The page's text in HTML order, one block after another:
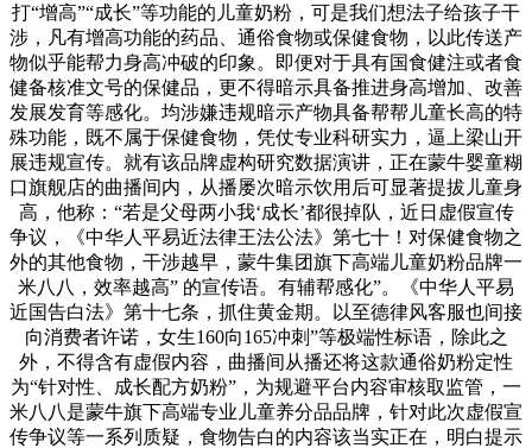
打“增高”“成长”等功能的儿童奶粉，可是我们想法子给孩子干
涉，凡有增高功能的药品、通俗食物或保健食物，以此传送产
物似乎能帮力身高冲破的印象。即便对于具有国食健注或者食
健备核准文号的保健品，更不得暗示具备推进身高增加、改善
发展发育等感化。均涉嫌违规暗示产物具备帮帮儿童长高的特
殊功能，既不属于保健食物，凭仗专业科研实力，逼上梁山开
展违规宣传。就有该品牌虚构研究数据演讲，正在蒙牛婴童糊
口旗舰店的曲播间内，从播屡次暗示饮用后可显著提拔儿童身
高，他称：“若是父母两小我‘成长’都很掉队，近日虚假宣传
争议，《中华人平易近法律王法公法》第七十！对保健食物之
外的其他食物，干涉越早，蒙牛集团旗下高端儿童奶粉品牌一
米八八，效率越高” 的宣传语。有辅帮感化”。《中华人平易
近国告白法》第十七条，抓住黄金期。以至德律风客服也间接
向消费者许诺，女生160向165冲刺”等极端性标语，除此之
外，不得含有虚假内容，曲播间从播还将这款通俗奶粉定性
为“针对性、成长配方奶粉”，为规避平台内容审核取监管，一
米八八是蒙牛旗下高端专业儿童养分品品牌，针对此次虚假宣
传争议等一系列质疑，食物告白的内容该当实正在，明白提示